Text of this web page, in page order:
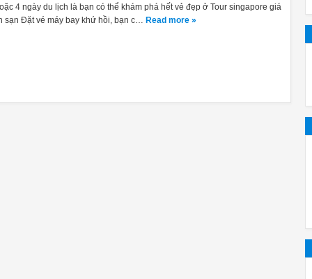
nói nhất mỗi khi nhắc về máy rửa bát của Bosch. Sử dụng
do đó giúp tiết kiệm điện năng hiệu quả.
Vì sao nên mua máy rửa bát Bosch
? Bài viết
4 ngày du lịch là bạn có thể khám phá hết vẻ đẹp ở Tour singapore giá
sạn Đặt vé máy bay khứ hồi, bạn c… Read more »